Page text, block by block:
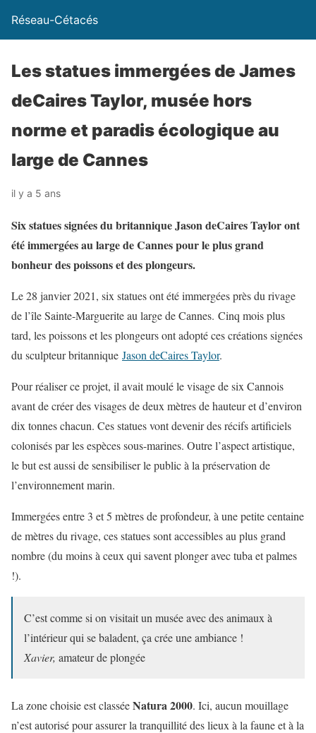
Réseau-Cétacés
Les statues immergées de James
deCaires Taylor, musée hors
norme et paradis écologique au
large de Cannes
il y a 5 ans
Six statues signées du britannique Jason deCaires Taylor ont
été immergées au large de Cannes pour le plus grand
bonheur des poissons et des plongeurs.
Le 28 janvier 2021, six statues ont été immergées près du rivage
de l’île Sainte-Marguerite au large de Cannes. Cinq mois plus
tard, les poissons et les plongeurs ont adopté ces créations signées
du sculpteur britannique Jason deCaires Taylor.
Pour réaliser ce projet, il avait moulé le visage de six Cannois
avant de créer des visages de deux mètres de hauteur et d’environ
dix tonnes chacun. Ces statues vont devenir des récifs artificiels
colonisés par les espèces sous-marines. Outre l’aspect artistique,
le but est aussi de sensibiliser le public à la préservation de
l’environnement marin.
Immergées entre 3 et 5 mètres de profondeur, à une petite centaine
de mètres du rivage, ces statues sont accessibles au plus grand
nombre (du moins à ceux qui savent plonger avec tuba et palmes
!).
C’est comme si on visitait un musée avec des animaux à
l’intérieur qui se baladent, ça crée une ambiance !
Xavier, amateur de plongée
La zone choisie est classéeNatura 2000. Ici, aucun mouillage
n’est autorisé pour assurer la tranquillité des lieux à la faune et à la